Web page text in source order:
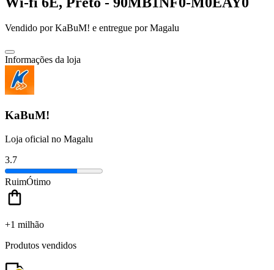
Vendido porKaBuM! e entregue por Magalu
Informações da loja
KaBuM!
Loja oficial no Magalu
3.7
RuimÓtimo
+1 milhão
Produtos vendidos